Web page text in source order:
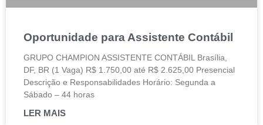
Oportunidade para Assistente Contábil
GRUPO CHAMPION ASSISTENTE CONTÁBIL Brasília,
DF, BR (1 Vaga) R$ 1.750,00 até R$ 2.625,00 Presencial
Descrição e Responsabilidades Horário: Segunda a
Sábado – 44 horas
LER MAIS